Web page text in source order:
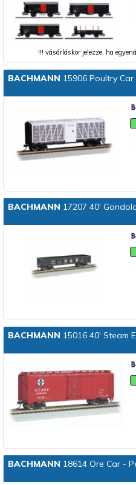
!!! vásárláskor jelezze, ha
BACHMANN 15906 Poultry
BACHMANN 17207 40'
BACHMANN 15016 40' Steam
BACHMANN 18614 Ore Car -